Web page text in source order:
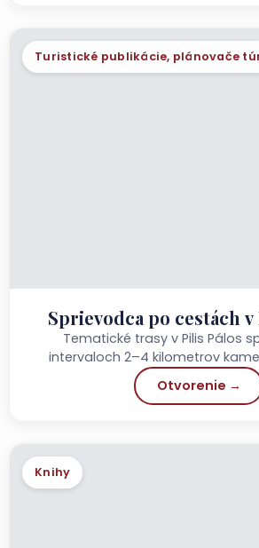
Turistické publikácie, plánovače
Sprievodca po cestách
Tematické trasy v Pilis Pálos
intervaloch 2–4 kilometrov
(stanice), na ktorých nájdeš
podobe digitálneho
Otvorenie →
Knihy